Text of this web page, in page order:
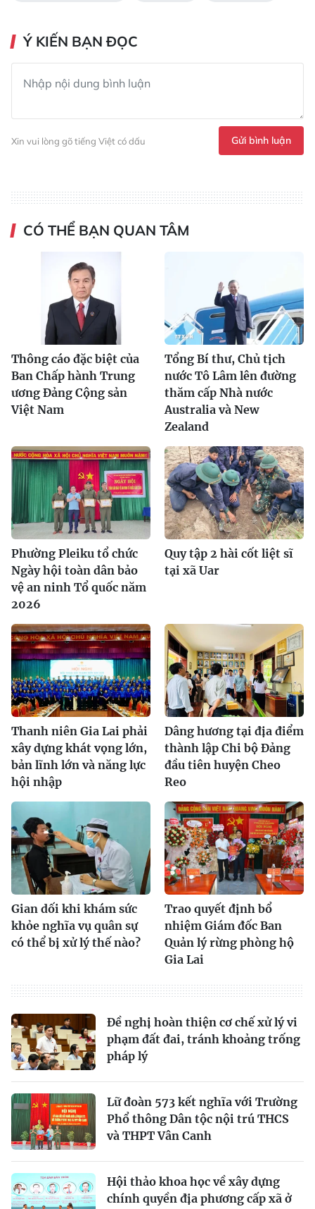
Ý KIẾN BẠN ĐỌC
Xin vui lòng gõ tiếng Việt có dấu Gửi bình luận
CÓ THỂ BẠN QUAN TÂM
Thông cáo đặc biệt của
Ban Chấp hành Trung
ương Đảng Cộng sản
Việt Nam
Tổng Bí thư, Chủ tịch
nước Tô Lâm lên đường
thăm cấp Nhà nước
Australia và New
Zealand
Phường Pleiku tổ chức
Ngày hội toàn dân bảo
vệ an ninh Tổ quốc năm
2026
Quy tập 2 hài cốt liệt sĩ
tại xã Uar
Thanh niên Gia Lai phải
xây dựng khát vọng lớn,
bản lĩnh lớn và năng lực
hội nhập
Dâng hương tại địa điểm
thành lập Chi bộ Đảng
đầu tiên huyện Cheo
Reo
Gian dối khi khám sức
khỏe nghĩa vụ quân sự
có thể bị xử lý thế nào?
Trao quyết định bổ
nhiệm Giám đốc Ban
Quản lý rừng phòng hộ
Gia Lai
Đề nghị hoàn thiện cơ chế xử lý vi
phạm đất đai, tránh khoảng trống
pháp lý
Lữ đoàn 573 kết nghĩa với Trường
Phổ thông Dân tộc nội trú THCS
và THPT Vân Canh
Hội thảo khoa học về xây dựng
chính quyền địa phương cấp xã ở